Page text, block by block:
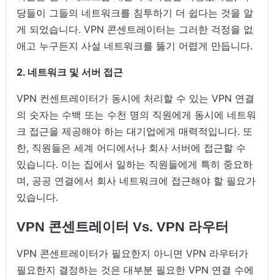
당들이 그들의 네트워크를 침투하기 더 쉽다는 것을 알
게 되었습니다. VPN 콘센트레이터는 그러한 걱정을 없
애고 누구든지 사설 네트워크를 뚫기 어렵게 만듭니다.
2. 네트워크 및 서버 접근
VPN 컨센트레이터가 동시에 처리할 수 있는 VPN 연결
의 숫자는 수백 또는 수천 명의 직원에게 동시에 네트워
크 접근을 제공해야 하는 대기업에게 매력적입니다. 또
한, 직원들은 세계 어디에서나 회사 서버에 접근할 수
있습니다. 이는 집에서 일하는 직원들에게 특히 중요하
며, 공공 연결에서 회사 네트워크에 접근해야 할 필요가
있습니다.
VPN 콘센트레이터 Vs. VPN 라우터
VPN 콘센트레이터가 필요한지 아니면 VPN 라우터가
필요한지 결정하는 것은 대부분 필요한 VPN 연결 수에